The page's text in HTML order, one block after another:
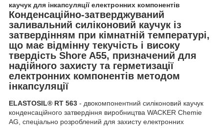
каучук для інкапсуляції електронних компонентів
Конденсаційно-затверджуваний
заливальний силіконовий каучук із
затвердінням при кімнатній температурі,
що має відмінну текучість і високу
твердість Shore A55, призначений для
надійного захисту та герметизації
електронних компонентів методом
інкапсуляції
ELASTOSIL® RT 563 - двокомпонентний силіконовий каучук
конденсаційного затвердіння виробництва WACKER Chemie
AG, спеціально розроблений для захисту електронних